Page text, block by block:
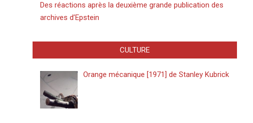
Des réactions après la deuxième grande publication des
archives d’Epstein
CULTURE
Orange mécanique [1971] de Stanley Kubrick